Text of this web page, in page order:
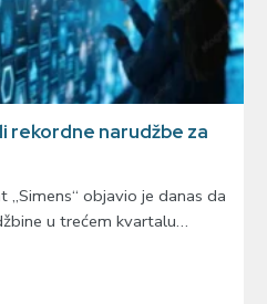
rekordne narudžbe za
objavio je danas da
u trećem kvartalu…